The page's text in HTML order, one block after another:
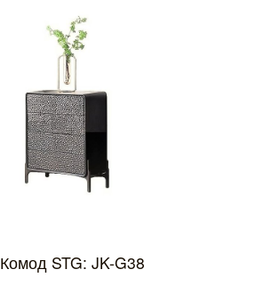
Комод STG: JK-G38